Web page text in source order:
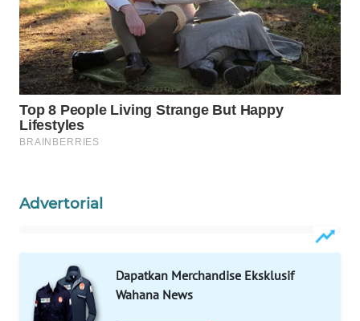
Advertorial
Dapatkan Merchandise Eksklusif
Wahana News
WAHANA
UMKM
WAHANA
SELEB
WAHANA
WAHANA
OTOMOTIF
WAHANA
HEALTH
WAHANA